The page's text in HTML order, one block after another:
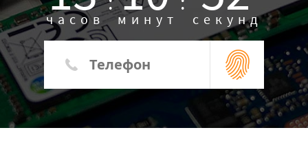
часов минут секунд